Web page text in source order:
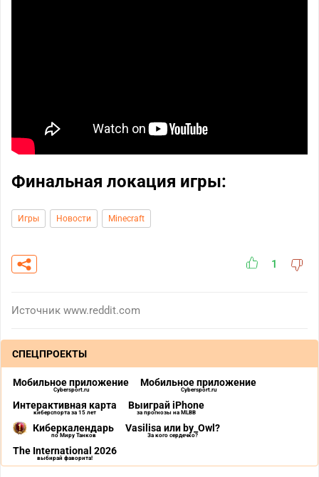
Финальная локация игры:
Игры Новости Minecraft
1
Источник www.reddit.com
СПЕЦПРОЕКТЫ
Мобильное приложение
Cybersport.ru
Мобильное приложение
Cybersport.ru
Интерактивная карта
киберспорта за 15 лет
Выиграй iPhone
за прогнозы на MLBB
Киберкалендарь
по Миру Танков
Vasilisa или by_Owl?
За кого сердечко?
The International 2026
выбирай фаворита!